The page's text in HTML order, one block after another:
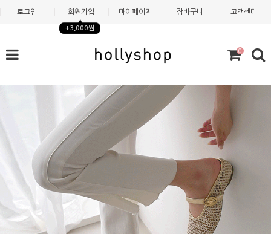
로그인 회원가입
+3,000원
마이페이지 장바구니 고객센터
0